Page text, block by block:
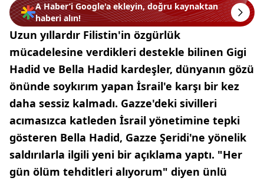
A Haber’i Google'a ekleyin, doğru kaynaktan
haberi alın!
Uzun yıllardır Filistin'in özgürlük
mücadelesine verdikleri destekle bilinen Gigi
Hadid ve Bella Hadid kardeşler, dünyanın gözü
önünde soykırım yapan İsrail'e karşı bir kez
daha sessiz kalmadı. Gazze'deki sivilleri
acımasızca katleden İsrail yönetimine tepki
gösteren Bella Hadid, Gazze Şeridi'ne yönelik
saldırılarla ilgili yeni bir açıklama yaptı. "Her
gün ölüm tehditleri alıyorum" diyen ünlü